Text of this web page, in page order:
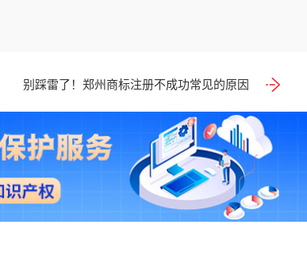
别踩雷了！郑州商标注册不成功常见的原因